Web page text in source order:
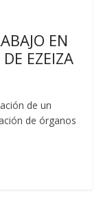
EN
EZEIZA
de un
de órganos